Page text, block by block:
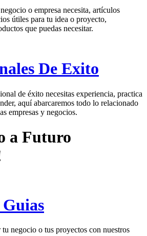
o empresa necesita, artículos
útiles para tu idea o proyecto,
que puedas necesitar.
De Exito
de éxito necesitas experiencia, practica
aquí abarcaremos todo lo relacionado
empresas y negocios.
a Futuro
Guias
negocio o tus proyectos con nuestros